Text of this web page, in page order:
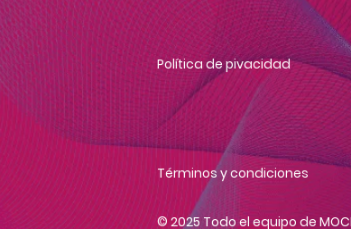
Política de pivacidad
Términos y condiciones
© 2025 Todo el equipo de